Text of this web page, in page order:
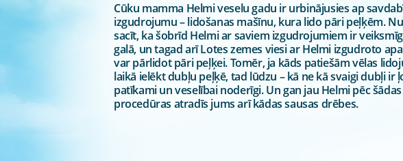
Cūku mamma Helmi veselu gadu ir urbinājusies ap
izgudrojumu – lidošanas mašīnu, kura lido pāri peļķēm.
sacīt, ka šobrīd Helmi ar saviem izgudrojumiem ir
galā, un tagad arī Lotes zemes viesi ar Helmi izgudroto
var pārlidot pāri peļķei. Tomēr, ja kāds patiešām vēlas
laikā ielēkt dubļu peļķē, tad lūdzu – kā ne kā svaigi dubļi ir
patīkami un veselībai noderīgi. Un gan jau Helmi pēc šādas
procedūras atradīs jums arī kādas sausas drēbes.